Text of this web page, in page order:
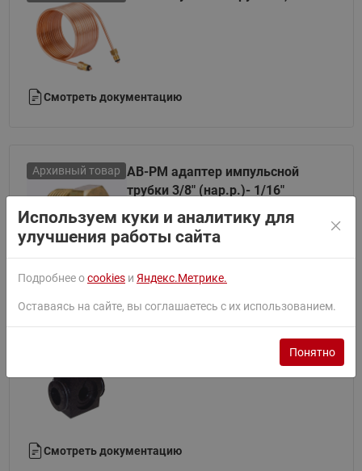
Смотреть документацию
Архивный товар AB-PM адаптер импульсной
трубки 3/8" (нар.р.)- 1/16"
Смотреть документацию
Скорлупа теплоизоляционная
Смотреть документацию
Используем куки и аналитику для
улучшения работы сайта
Подробнее оcookies и Яндекс.Метрике.
Оставаясь на сайте, вы соглашаетесь с их использованием.
Понятно